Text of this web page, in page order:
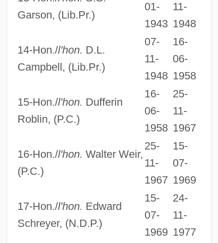
Garson, (Lib.Pr.)
01-
1943
11-
1948
14-Hon./l'hon. D.L.
Campbell, (Lib.Pr.)
07-
11-
1948
16-
06-
1958
15-Hon./l'hon. Dufferin
Roblin, (P.C.)
16-
06-
1958
25-
11-
1967
16-Hon./l'hon. Walter Weir,
(P.C.)
25-
11-
1967
15-
07-
1969
17-Hon./l'hon. Edward
Schreyer, (N.D.P.)
15-
07-
1969
24-
11-
1977
The Doe Boy
The Doctors’ Company
The Doctor
The Doberman Gang